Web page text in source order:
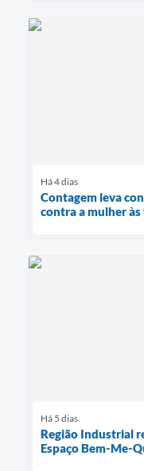
Há 4 dias
Contagem leva
contra a mulher
Há 5 dias
Região Industrial
Espaço Bem-Me-